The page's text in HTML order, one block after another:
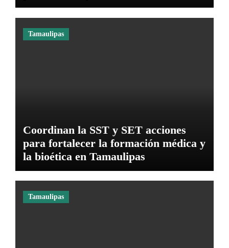
Tamaulipas
Coordinan la SST y SET acciones
para fortalecer la formación médica y
la bioética en Tamaulipas
Tamaulipas